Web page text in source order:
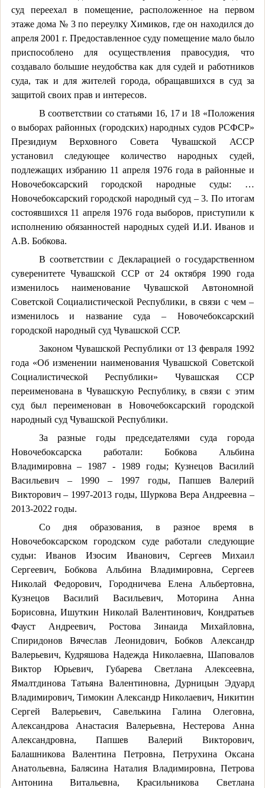
суд переехал в помещение, расположенное на первом
этаже дома № 3 по переулку Химиков, где он находился до
апреля 2001 г. Предоставленное суду помещение мало было
приспособлено для осуществления правосудия, что
создавало большие неудобства как для судей и работников
суда, так и для жителей города, обращавшихся в суд за
защитой своих прав и интересов.
В соответствии со статьями 16, 17 и 18 «Положения
о выборах районных (городских) народных судов РСФСР»
Президиум Верховного Совета Чувашской АССР
установил следующее количество народных судей,
подлежащих избранию 11 апреля 1976 года в районные и
Новочебоксарский городской народные суды: …
Новочебоксарский городской народный суд – 3. По итогам
состоявшихся 11 апреля 1976 года выборов, приступили к
исполнению обязанностей народных судей И.И. Иванов и
А.В. Бобкова.
В соответствии с Декларацией о государственном
суверенитете Чувашской ССР от 24 октября 1990 года
изменилось наименование Чувашской Автономной
Советской Социалистической Республики, в связи с чем –
изменилось и название суда – Новочебоксарский
городской народный суд Чувашской ССР.
Законом Чувашской Республики от 13 февраля 1992
года «Об изменении наименования Чувашской Советской
Социалистической Республики» Чувашская ССР
переименована в Чувашскую Республику, в связи с этим
суд был переименован в Новочебоксарский городской
народный суд Чувашской Республики.
За разные годы председателями суда города
Новочебоксарска работали: Бобкова Альбина
Владимировна – 1987 - 1989 годы; Кузнецов Василий
Васильевич – 1990 – 1997 годы, Папшев Валерий
Викторович – 1997-2013 годы, Шуркова Вера Андреевна –
2013-2022 годы.
Со дня образования, в разное время в
Новочебоксарском городском суде работали следующие
судьи: Иванов Изосим Иванович, Сергеев Михаил
Сергеевич, Бобкова Альбина Владимировна, Сергеев
Николай Федорович, Городничева Елена Альбертовна,
Кузнецов Василий Васильевич, Моторина Анна
Борисовна, Ишуткин Николай Валентинович, Кондратьев
Фауст Андреевич, Ростова Зинаида Михайловна,
Спиридонов Вячеслав Леонидович, Бобков Александр
Валерьевич, Кудряшова Надежда Николаевна, Шаповалов
Виктор Юрьевич, Губарева Светлана Алексеевна,
Ямалтдинова Татьяна Валентиновна, Дурницын Эдуард
Владимирович, Тимокин Александр Николаевич, Никитин
Сергей Валерьевич, Савелькина Галина Олеговна,
Александрова Анастасия Валерьевна, Нестерова Анна
Александровна, Папшев Валерий Викторович,
Балашникова Валентина Петровна, Петрухина Оксана
Анатольевна, Балясина Наталия Владимировна, Петрова
Антонина Витальевна, Красильникова Светлана